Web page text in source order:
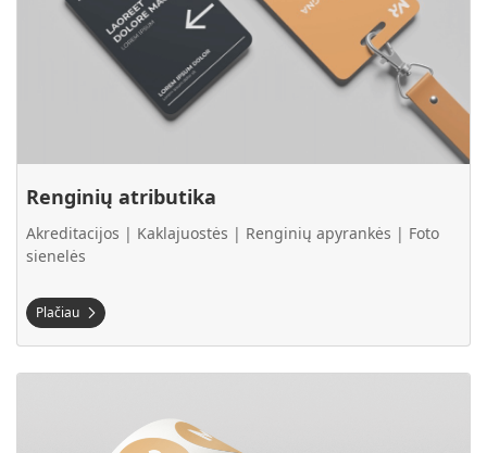
Renginių atributika
Akreditacijos | Kaklajuostės | Renginių apyrankės | Foto
sienelės
Plačiau